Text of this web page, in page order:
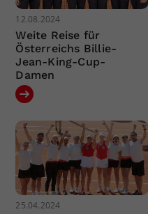
12.08.2024
Weite Reise für
Österreichs Billie-
Jean-King-Cup-
Damen
25.04.2024